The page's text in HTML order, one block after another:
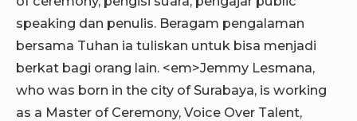
speaking dan penulis. Beragam pengalaman
bersama Tuhan ia tuliskan untuk bisa menjadi
berkat bagi orang lain. <em>Jemmy Lesmana,
who was born in the city of Surabaya, is working
as a Master of Ceremony, Voice Over Talent,